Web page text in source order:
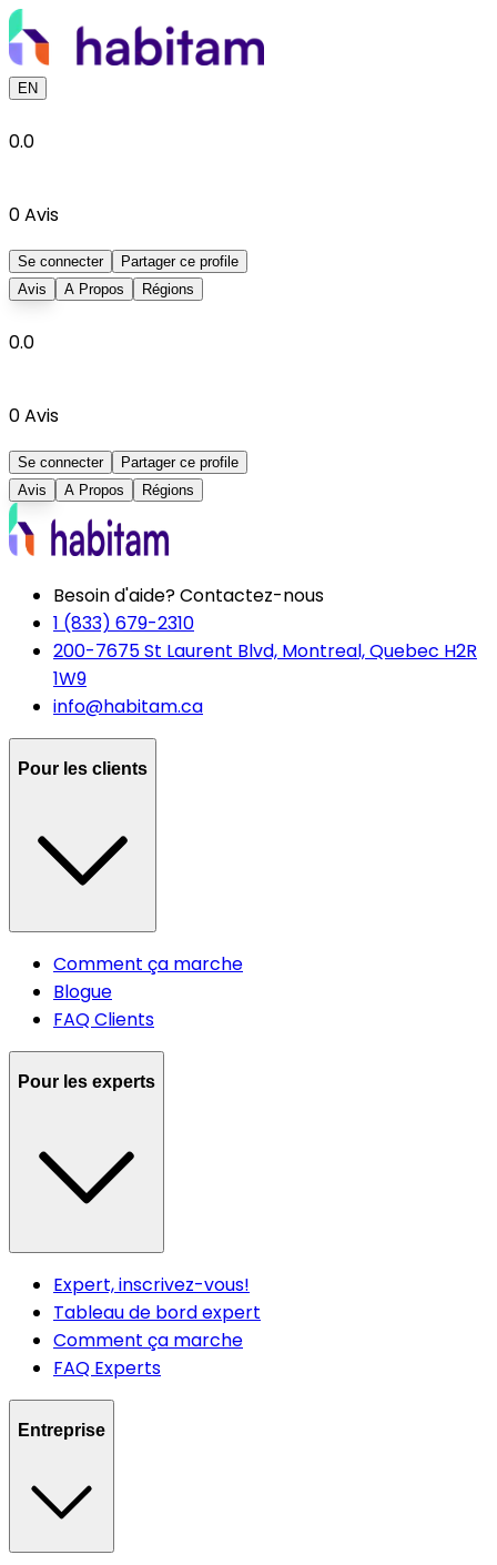
EN
0.0
0Avis
Se connecter
Partager ce profile
Avis
A Propos Régions
0.0
0Avis
Se connecter
Partager ce profile
Avis
A Propos Régions
Besoin d'aide? Contactez-nous
1 (833) 679-2310
200-7675 St Laurent Blvd, Montreal, Quebec H2R
1W9
info@habitam.ca
Pour les clients
Comment ça marche
Blogue
FAQ Clients
Pour les experts
Expert, inscrivez-vous!
Tableau de bord expert
Comment ça marche
FAQ Experts
Entreprise